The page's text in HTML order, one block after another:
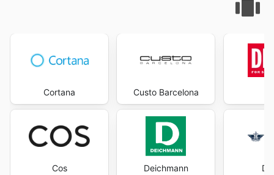
Cortana
Cos
Custo Barcelona
Deichmann